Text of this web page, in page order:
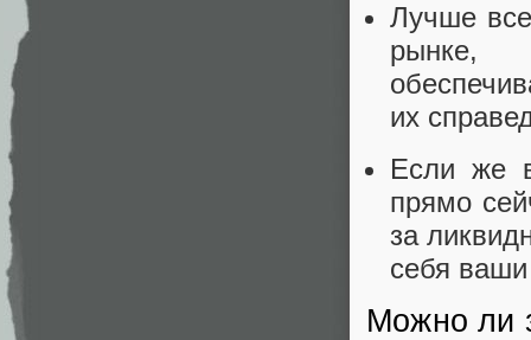
Лучше
рынке,
их
Если же
прямо
за
себя
Можно ли